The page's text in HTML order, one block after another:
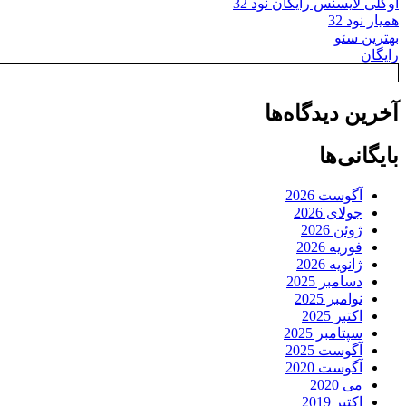
همیار نود 32
بهترین سئو
رایگان
آخرین دیدگاه‌ها
بایگانی‌ها
آگوست 2026
جولای 2026
ژوئن 2026
فوریه 2026
ژانویه 2026
دسامبر 2025
نوامبر 2025
اکتبر 2025
سپتامبر 2025
آگوست 2025
آگوست 2020
می 2020
اکتبر 2019